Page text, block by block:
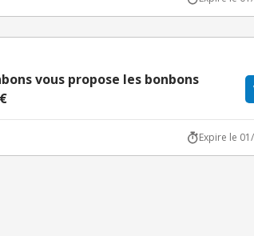
vous propose les bonbons
Expire le